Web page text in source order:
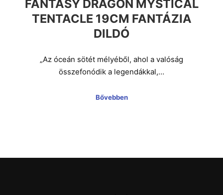
FANTASY DRAGON MYSTICAL
TENTACLE 19CM FANTÁZIA
DILDÓ
„Az óceán sötét mélyéből, ahol a valóság
összefonódik a legendákkal,…
Bővebben